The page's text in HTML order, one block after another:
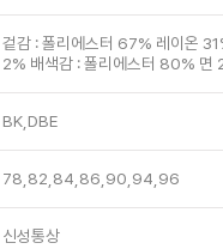
겉감 : 폴리에스터 67% 레이온
2% 배색감 : 폴리에스터 80% 면
BK,DBE
78,82,84,86,90,94,96
신성통상